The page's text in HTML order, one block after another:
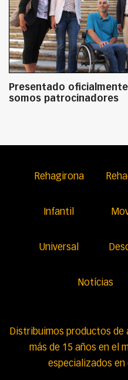
Presentado
somos patrocinadores
Rehagirona
Infantil
Universal
Notícias
Distribuimos productos de
más de 15 años en el
especializados